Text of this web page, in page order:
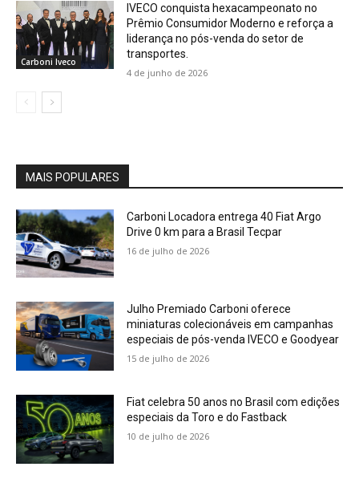
Carboni Iveco
IVECO conquista hexacampeonato no
Prêmio Consumidor Moderno e reforça a
liderança no pós-venda do setor de
transportes.
4 de junho de 2026
MAIS POPULARES
Carboni Locadora entrega 40 Fiat Argo
Drive 0 km para a Brasil Tecpar
16 de julho de 2026
Julho Premiado Carboni oferece
miniaturas colecionáveis em campanhas
especiais de pós-venda IVECO e Goodyear
15 de julho de 2026
Fiat celebra 50 anos no Brasil com edições
especiais da Toro e do Fastback
10 de julho de 2026